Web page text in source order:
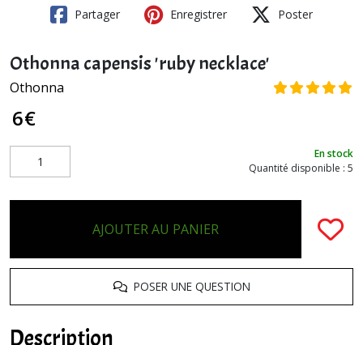
Partager Enregistrer Poster
Othonna capensis 'ruby necklace'
Othonna
6€
En stock
Quantité disponible : 5
AJOUTER AU PANIER
POSER UNE QUESTION
Description